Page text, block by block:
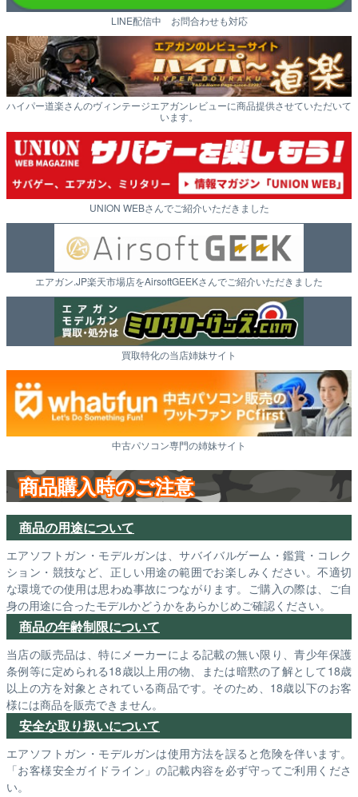
LINE配信中 お問合わせも対応
ハイパー道楽さんのヴィンテージエアガンレビューに商品提供させていただいて
います。
UNION WEBさんでご紹介いただきました
エアガン.JP楽天市場店をAirsoftGEEKさんでご紹介いただきました
買取特化の当店姉妹サイト
中古パソコン専門の姉妹サイト
商品購入時のご注意
商品の用途について
エアソフトガン・モデルガンは、サバイバルゲーム・鑑賞・コレク
ション・競技など、正しい用途の範囲でお楽しみください。不適切
な環境での使用は思わぬ事故につながります。ご購入の際は、ご自
身の用途に合ったモデルかどうかをあらかじめご確認ください。
商品の年齢制限について
当店の販売品は、特にメーカーによる記載の無い限り、青少年保護
条例等に定められる18歳以上用の物、または暗黙の了解として18歳
以上の方を対象とされている商品です。そのため、18歳以下のお客
様には商品を販売できません。
安全な取り扱いについて
エアソフトガン・モデルガンは使用方法を誤ると危険を伴います。
「お客様安全ガイドライン」の記載内容を必ず守ってご利用くださ
い。